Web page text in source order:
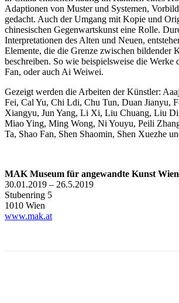
Adaptionen von Muster und Systemen,
gedacht. Auch der Umgang mit Kopie und
chinesischen Gegenwartskunst eine Rolle.
Interpretationen des Alten und Neuen,
Elemente, die die Grenze zwischen bildender
beschreiben. So wie beispielsweise die Werke
Fan, oder auch Ai Weiwei.
Gezeigt werden die Arbeiten der Künstler:
Fei, Cal Yu, Chi Ldi, Chu Tun, Duan Jianyu,
Xiangyu, Jun Yang, Li Xi, Liu Chuang, Liu
Miao Ying, Ming Wong, Ni Youyu, Peili
Ta, Shao Fan, Shen Shaomin, Shen Xuezhe
MAK Museum für angewandte Kunst Wien
30.01.2019 – 26.5.2019
Stubenring 5
1010 Wien
www.mak.at